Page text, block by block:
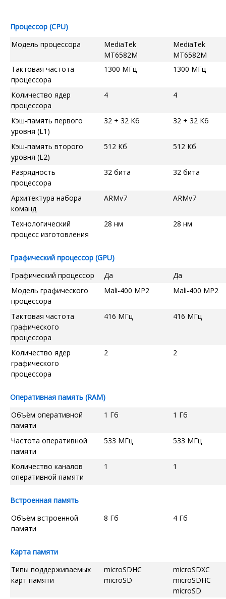
Процессор (CPU)
Модель процессора
MediaTek
MT6582M
MediaTek
MT6582M
Тактовая частота
процессора
1300 МГц 1300 МГц
Количество ядер
процессора
4 4
Кэш-память первого
уровня (L1)
32 + 32 Кб 32 + 32 Кб
Кэш-память второго
уровня (L2)
512 Кб 512 Кб
Разрядность
процессора
32 бита 32 бита
Архитектура набора
команд
ARMv7 ARMv7
Технологический
процесс изготовления
28 нм 28 нм
Графический процессор (GPU)
Графический процессор
Да
Да
Модель графического
процессора
Mali-400 MP2 Mali-400 MP2
Тактовая частота
графического
процессора
416 МГц 416 МГц
Количество ядер
графического
процессора
2 2
Оперативная память (RAM)
Объём оперативной
памяти
1 Гб 1 Гб
Частота оперативной
памяти
533 МГц 533 МГц
Количество каналов
оперативной памяти
1 1
Встроенная память
Объём встроенной
памяти
8 Гб 4 Гб
Карта памяти
Типы поддерживаемых
карт памяти
microSDHC
microSD
microSDXC
microSDHC
microSD